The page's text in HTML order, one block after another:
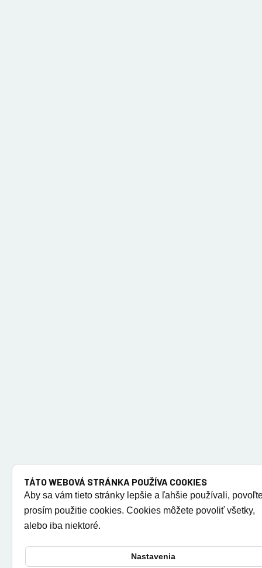
TÁTO WEBOVÁ STRÁNKA POUŽÍVA COOKIES
Aby sa vám tieto stránky lepšie a ľahšie používali,
prosím použitie cookies. Cookies môžete povoliť všetky,
alebo iba niektoré.
Nastavenia